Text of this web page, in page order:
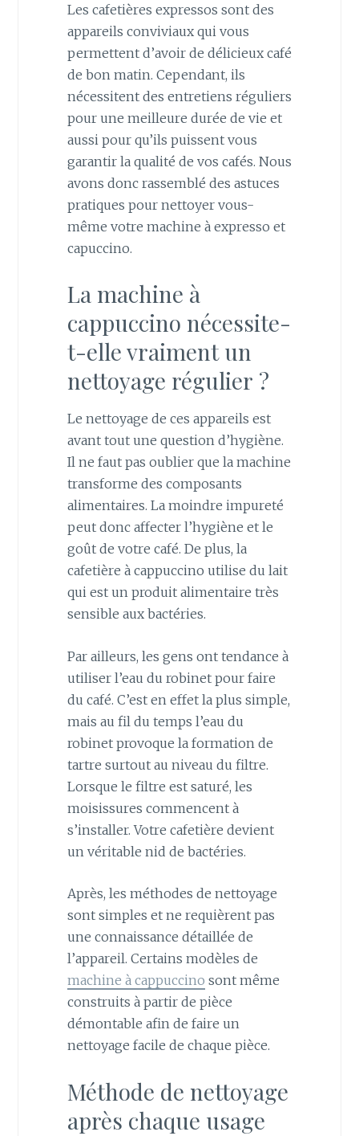
Les cafetières expressos sont des
appareils conviviaux qui vous
permettent d’avoir de délicieux café
de bon matin. Cependant, ils
nécessitent des entretiens réguliers
pour une meilleure durée de vie et
aussi pour qu’ils puissent vous
garantir la qualité de vos cafés. Nous
avons donc rassemblé des astuces
pratiques pour nettoyer vous-
même votre machine à expresso et
capuccino.
La machine à
cappuccino nécessite-
t-elle vraiment un
nettoyage régulier ?
Le nettoyage de ces appareils est
avant tout une question d’hygiène.
Il ne faut pas oublier que la machine
transforme des composants
alimentaires. La moindre impureté
peut donc affecter l’hygiène et le
goût de votre café. De plus, la
cafetière à cappuccino utilise du lait
qui est un produit alimentaire très
sensible aux bactéries.
Par ailleurs, les gens ont tendance à
utiliser l’eau du robinet pour faire
du café. C’est en effet la plus simple,
mais au fil du temps l’eau du
robinet provoque la formation de
tartre surtout au niveau du filtre.
Lorsque le filtre est saturé, les
moisissures commencent à
s’installer. Votre cafetière devient
un véritable nid de bactéries.
Après, les méthodes de nettoyage
sont simples et ne requièrent pas
une connaissance détaillée de
l’appareil. Certains modèles de
machine à cappuccino sont même
construits à partir de pièce
démontable afin de faire un
nettoyage facile de chaque pièce.
Méthode de nettoyage
après chaque usage